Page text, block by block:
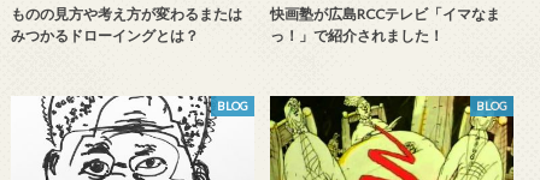
ものの見方や考え方が変わるまたは
みつかるドローイングとは？
快画塾が広島RCCテレビ「イマなま
っ！」で紹介されました！
BLOG BLOG